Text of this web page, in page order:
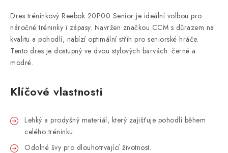
Dres tréninkový Reebok 20P00 Senior je ideální volbou pro
náročné tréninky i zápasy. Navržen značkou CCM s důrazem na
kvalitu a pohodlí, nabízí optimální střih pro seniorské hráče.
Tento dres je dostupný ve dvou stylových barvách: černé a
modré.
Klíčové vlastnosti
Lehký a prodyšný materiál, který zajišťuje pohodlí během
celého tréninku.
Odolné švy pro dlouhotrvající životnost.